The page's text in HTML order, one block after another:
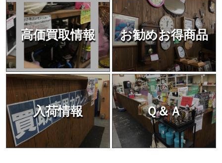
高価買取情報 お勧めお得商品
入荷情報 Ｑ＆Ａ